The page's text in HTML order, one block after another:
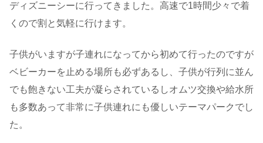
ディズニーシーに行ってきました。高速で1時間少々で着
くので割と気軽に行けます。
子供がいますが子連れになってから初めて行ったのですが
ベビーカーを止める場所も必ずあるし、子供が行列に並ん
でも飽きない工夫が凝らされているしオムツ交換や給水所
も多数あって非常に子供連れにも優しいテーマパークでし
た。